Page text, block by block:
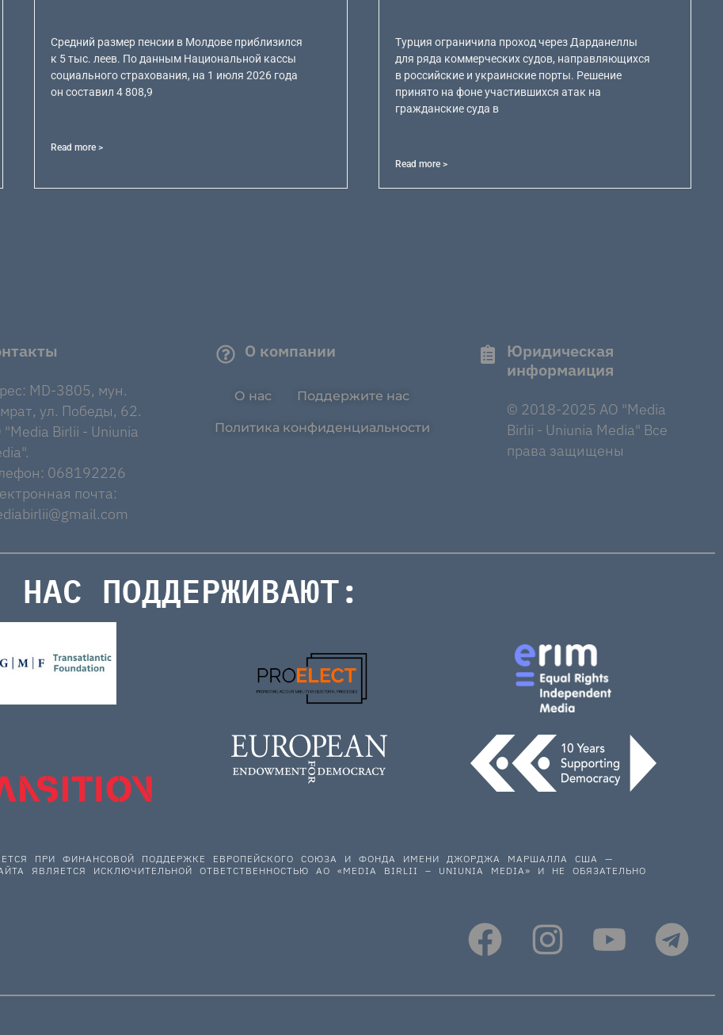
Средний размер пенсии в Молдове приблизился
к 5 тыс. леев. По данным Национальной кассы
социального страхования, на 1 июля 2026 года
он составил 4 808,9
Read more >
Турция ограничила проход через Дарданеллы
для ряда коммерческих судов, направляющихся
в российские и украинские порты. Решение
принято на фоне участившихся атак на
гражданские суда в
Read more >
MD-3805, мун.
ул. Победы, 62.
"Media Birlii - Uniunia
068192226
почта:
О компании
О нас Поддержите нас
Политика конфиденциальности
Юридическая
информаиция
© 2018-2025 AO "Media
Birlii - Uniunia Media" Все
права защищены
НАС ПОДДЕРЖИВАЮТ:
ПРИ ФИНАНСОВОЙ ПОДДЕРЖКЕ ЕВРОПЕЙСКОГО СОЮЗА И ФОНДА ИМЕНИ ДЖОРДЖА МАРШАЛЛА США —
ЯВЛЯЕТСЯ ИСКЛЮЧИТЕЛЬНОЙ ОТВЕТСТВЕННОСТЬЮ АО «MEDIA BIRLII – UNIUNIA MEDIA» И НЕ ОБЯЗАТЕЛЬНО